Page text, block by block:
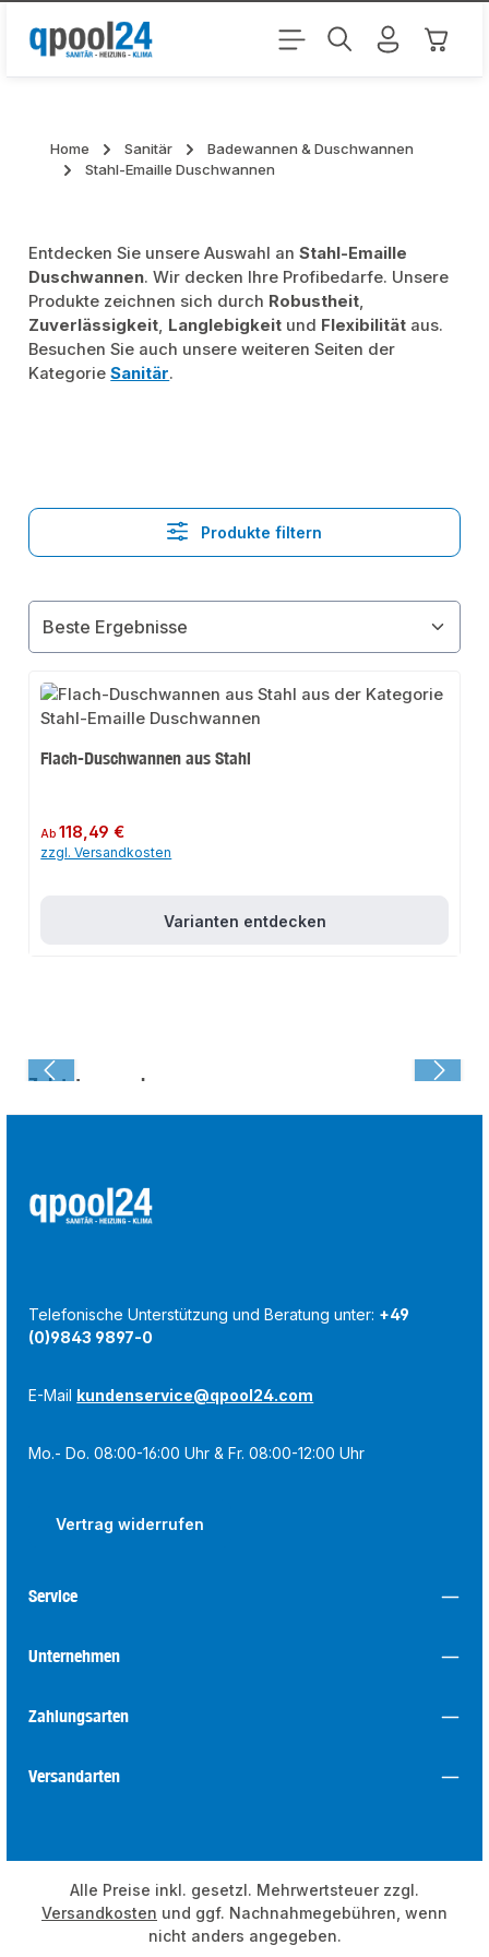
Zum Hauptinhalt springen
Home Sanitär
Badewannen & Duschwannen
Stahl-Emaille Duschwannen
Entdecken Sie unsere Auswahl anStahl-Emaille
Duschwannen. Wir decken Ihre Profibedarfe. Unsere
Produkte zeichnen sich durch Robustheit,
Zuverlässigkeit, Langlebigkeit und Flexibilität aus.
Besuchen Sie auch unsere weiteren Seiten der
KategorieSanitär.
Produkte filtern
Flach-Duschwannen aus Stahl
Regulärer Preis:
Ab118,49 €
zzgl. Versandkosten
Varianten entdecken
Zuletzt angesehen:
Telefonische Unterstützung und Beratung unter: +49
(0)9843 9897-0
E-Mail kundenservice@qpool24.com
Mo.- Do. 08:00-16:00 Uhr & Fr. 08:00-12:00 Uhr
Vertrag widerrufen
Service
Unternehmen
Zahlungsarten
Versandarten
Alle Preise inkl. gesetzl. Mehrwertsteuer zzgl.
Versandkosten und ggf. Nachnahmegebühren, wenn
nicht anders angegeben.